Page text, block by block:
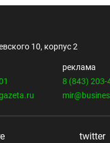
10, корпус 2
реклама
8 (843) 203-
twitter